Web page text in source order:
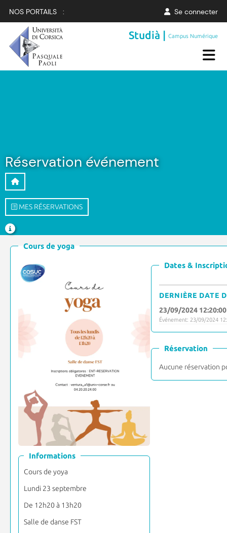
NOS PORTAILS : Se connecter
Studià |Campus Numérique
Réservation événement
MES RÉSERVATIONS
Cours de yoga
Informations
Cours de yoya
Lundi 23 septembre
De 12h20 à 13h20
Salle de danse FST
Dates &
DERNIÈRE DATE
23/09/2024 12:20:00
Événement: 23/09/2024
Réservation
Aucune réservation